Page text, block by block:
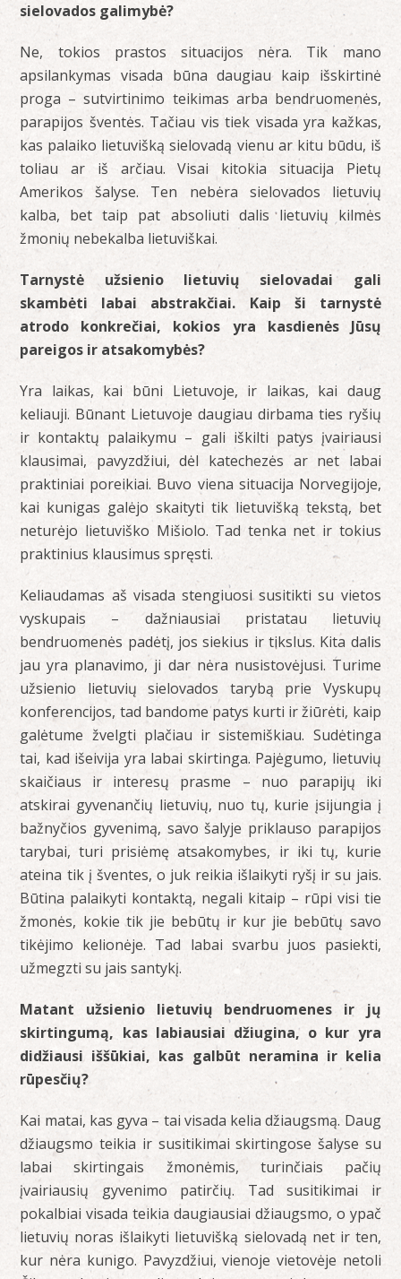
sielovados galimybė?
Ne, tokios prastos situacijos nėra. Tik mano
apsilankymas visada būna daugiau kaip išskirtinė
proga – sutvirtinimo teikimas arba bendruomenės,
parapijos šventės. Tačiau vis tiek visada yra kažkas,
kas palaiko lietuvišką sielovadą vienu ar kitu būdu, iš
toliau ar iš arčiau. Visai kitokia situacija Pietų
Amerikos šalyse. Ten nebėra sielovados lietuvių
kalba, bet taip pat absoliuti dalis lietuvių kilmės
žmonių nebekalba lietuviškai.
Tarnystė užsienio lietuvių sielovadai gali
skambėti labai abstrakčiai. Kaip ši tarnystė
atrodo konkrečiai, kokios yra kasdienės Jūsų
pareigos ir atsakomybės?
Yra laikas, kai būni Lietuvoje, ir laikas, kai daug
keliauji. Būnant Lietuvoje daugiau dirbama ties ryšių
ir kontaktų palaikymu – gali iškilti patys įvairiausi
klausimai, pavyzdžiui, dėl katechezės ar net labai
praktiniai poreikiai. Buvo viena situacija Norvegijoje,
kai kunigas galėjo skaityti tik lietuvišką tekstą, bet
neturėjo lietuviško Mišiolo. Tad tenka net ir tokius
praktinius klausimus spręsti.
Keliaudamas aš visada stengiuosi susitikti su vietos
vyskupais – dažniausiai pristatau lietuvių
bendruomenės padėtį, jos siekius ir tikslus. Kita dalis
jau yra planavimo, ji dar nėra nusistovėjusi. Turime
užsienio lietuvių sielovados tarybą prie Vyskupų
konferencijos, tad bandome patys kurti ir žiūrėti, kaip
galėtume žvelgti plačiau ir sistemiškiau. Sudėtinga
tai, kad išeivija yra labai skirtinga. Pajėgumo, lietuvių
skaičiaus ir interesų prasme – nuo parapijų iki
atskirai gyvenančių lietuvių, nuo tų, kurie įsijungia į
bažnyčios gyvenimą, savo šalyje priklauso parapijos
tarybai, turi prisiėmę atsakomybes, ir iki tų, kurie
ateina tik į šventes, o juk reikia išlaikyti ryšį ir su jais.
Būtina palaikyti kontaktą, negali kitaip – rūpi visi tie
žmonės, kokie tik jie bebūtų ir kur jie bebūtų savo
tikėjimo kelionėje. Tad labai svarbu juos pasiekti,
užmegzti su jais santykį.
Matant užsienio lietuvių bendruomenes ir jų
skirtingumą, kas labiausiai džiugina, o kur yra
didžiausi iššūkiai, kas galbūt neramina ir kelia
rūpesčių?
Kai matai, kas gyva – tai visada kelia džiaugsmą. Daug
džiaugsmo teikia ir susitikimai skirtingose šalyse su
labai skirtingais žmonėmis, turinčiais pačių
įvairiausių gyvenimo patirčių. Tad susitikimai ir
pokalbiai visada teikia daugiausiai džiaugsmo, o ypač
lietuvių noras išlaikyti lietuvišką sielovadą net ir ten,
kur nėra kunigo. Pavyzdžiui, vienoje vietovėje netoli